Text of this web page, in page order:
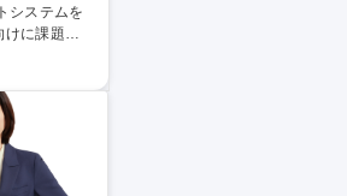
システムを
けに課題解
世界を巻き